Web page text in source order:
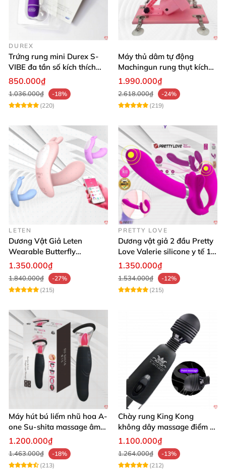
DUREX
Trứng rung mini Durex S-
VIBE đa tần số kích thích
điểm G
850.000₫
1.036.000₫
-18%
(220)
Máy thủ dâm tự động
Machingun rung thụt kích
thích âm đạo cực phê
1.990.000₫
2.618.000₫
-24%
(219)
LETEN
Dương Vật Giả Leten
Wearable Butterfly
Bluetooth Đa Năng
1.350.000₫
1.840.000₫
-27%
(215)
PRETTY LOVE
Dương vật giả 2 đầu Pretty
Love Valerie silicone y tế 12
chế độ rung
1.350.000₫
1.534.000₫
-12%
(215)
Máy hút bú liếm nhũ hoa A-
one Su-shita massage âm
đạo độc đáo
1.200.000₫
1.463.000₫
-18%
(213)
Chày rung King Kong
không dây massage điểm G
sạc USB tiện lợi cao cấp
1.100.000₫
1.264.000₫
-13%
(212)